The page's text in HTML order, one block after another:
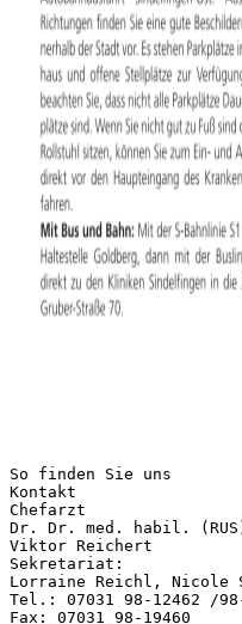
So finden Sie uns
Kontakt
Chefarzt
Dr. Dr. med. habil.
Viktor Reichert
Sekretariat:
Lorraine Reichl, Nicole
Tel.: 07031 98-12462 /